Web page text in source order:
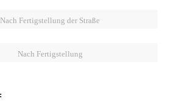
Nach Fertigstellung der Straße
Nach Fertigstellung